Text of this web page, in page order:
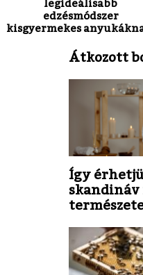
legideálisabb
edzésmódszer
kisgyermekes
Átkozott
Így
skandináv